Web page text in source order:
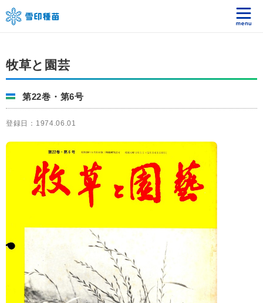
牧草と園芸
第22巻・第6号
登録日：1974.06.01